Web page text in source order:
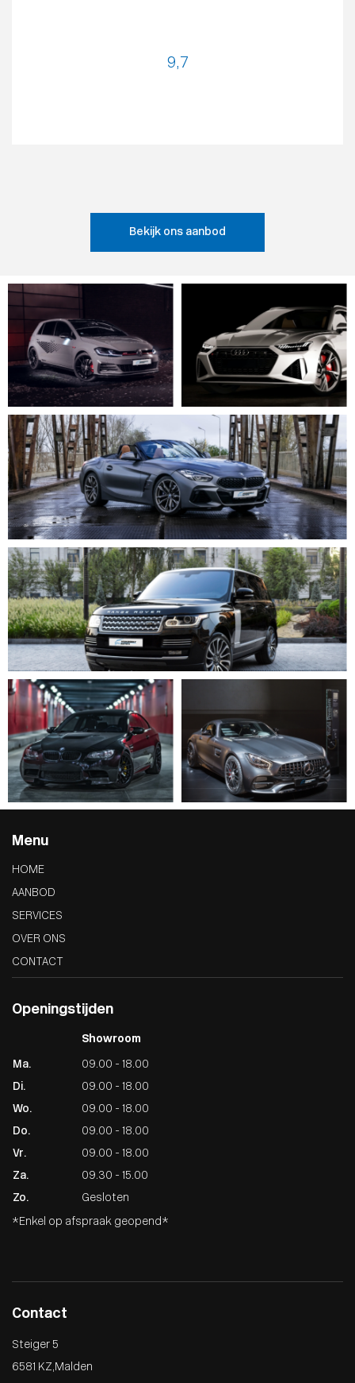
9,7
Bekijk ons aanbod
Menu
HOME
AANBOD
SERVICES
OVER ONS
CONTACT
Openingstijden
Showroom
Ma.
09.00 - 18.00
Di.
09.00 - 18.00
Wo.
09.00 - 18.00
Do.
09.00 - 18.00
Vr.
09.00 - 18.00
Za.
09.30 - 15.00
Zo.
Gesloten
*Enkel op afspraak geopend*
Contact
Steiger 5
6581 KZ , Malden